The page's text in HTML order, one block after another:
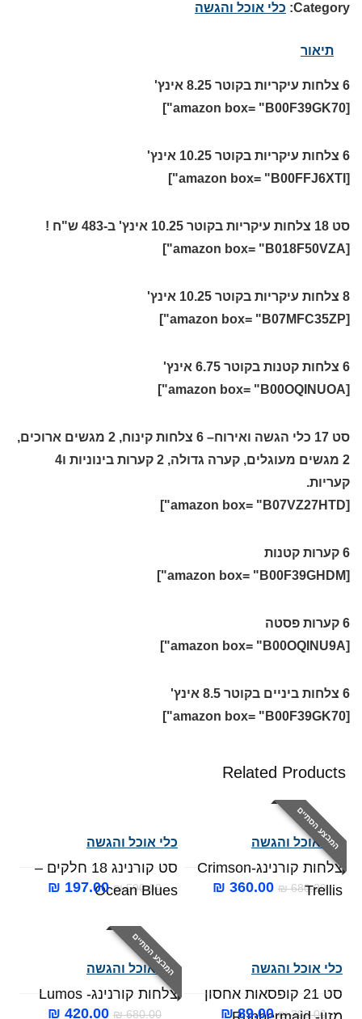
Category: כלי אוכל והגשה
תיאור
6 צלחות עיקריות בקוטר 8.25 אינץ'
[amazon box= "B00F39GK70"]
6 צלחות עיקריות בקוטר 10.25 אינץ'
[amazon box= "B00FFJ6XTI"]
סט 18 צלחות עיקריות בקוטר 10.25 אינץ' ב-483 ש"ח !
[amazon box= "B018F50VZA"]
8 צלחות עיקריות בקוטר 10.25 אינץ'
[amazon box= "B07MFC35ZP"]
6 צלחות קטנות בקוטר 6.75 אינץ'
[amazon box= "B00OQINUOA"]
סט 17 כלי הגשה ואירוח
– 6 צלחות קינוח, 2 מגשים ארוכים,
2 מגשים מעוגלים, קערה גדולה, 2 קערות בינוניות ו4
קעריות.
[amazon box= "B07VZ27HTD"]
6 קערות קטנות
[amazon box= "B00F39GHDM"]
6 קערות פסטה
[amazon box= "B00OQINU9A"]
6 צלחות ביניים בקוטר 8.5 אינץ'
[amazon box= "B00F39GK70"]
Related Products
המבצע הסתיים
כלי אוכל והגשה
צלחות קורנינג-Crimson
Trellis
₪680.00
המחיר ₪ 360.00
המחיר
כלי אוכל והגשה
סט קורנינג 18 חלקים –
Ocean Blues
₪590.00
המחיר
היה:
₪ 197.00
כלי אוכל והגשה
סט 21 קופסאות אחסון
₪300.00
המחיר₪89.00
המבצע הסתיים
כלי אוכל והגשה
צלחות קורנינג- Lumos
₪680.00
המחיר ₪ 420.00